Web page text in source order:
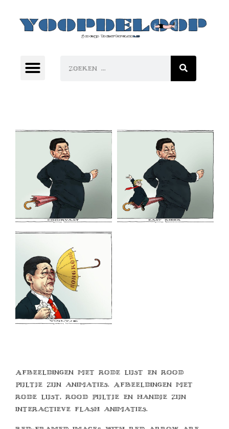
Afbeeldingen met rode lijst en rood
pijltje zijn animaties. Afbeeldingen met
rode lijst, rood pijltje en handje zijn
interactieve flash animaties.